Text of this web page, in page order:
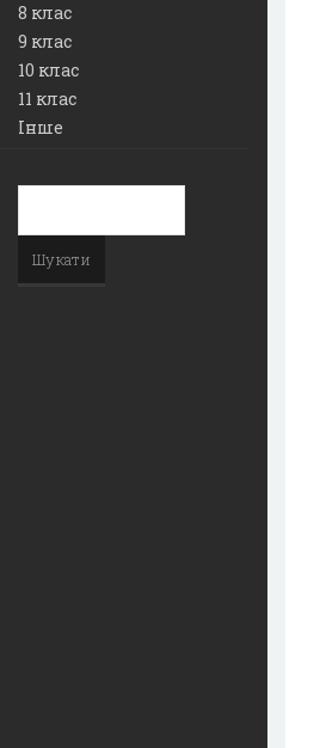
8 клас
9 клас
10 клас
11 клас
Інше